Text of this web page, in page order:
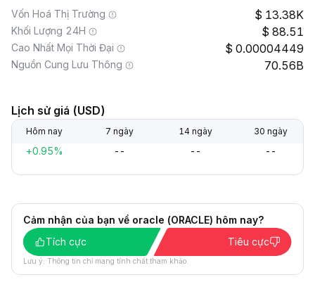
Vốn Hoá Thị Trường 13.38K
Khối Lượng 24H 88.51
Cao Nhất Mọi Thời Đại 0.00004449
Nguồn Cung Lưu Thông 70.56B
Lịch sử giá (USD)
Hôm nay 7 ngày 14 ngày 30 ngày
+0.95% -- -- --
Cảm nhận của bạn về oracle (ORACLE) hôm nay?
Tích cực
Tiêu cực
Lưu ý: Thông tin chỉ mang tính chất tham khảo.